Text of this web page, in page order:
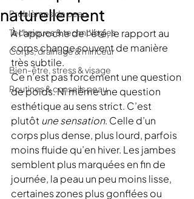
Problèmes de peau
Techniques & technologies
Corps, drainage & minceur
Bien-être, stress & visage
Routines & conseils peau
naturellement
À l’approche de l’été, le rapport au
corps change souvent de manière
très subtile.
Ce n’est pas forcément une question
de poids. Ni même une question
esthétique au sens strict. C’est
plutôt une sensation. Celle d’un
corps plus dense, plus lourd, parfois
moins fluide qu’en hiver. Les jambes
semblent plus marquées en fin de
journée, la peau un peu moins lisse,
certaines zones plus gonflées ou